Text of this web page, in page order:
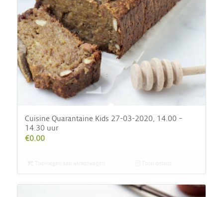
Cuisine Quarantaine Kids 27-03-2020, 14.00 –
14.30 uur
€0.00